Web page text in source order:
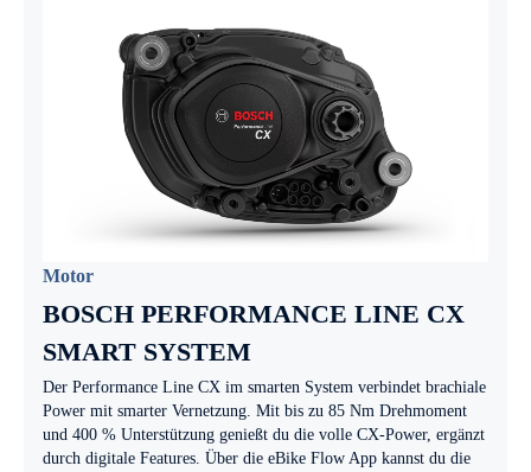
Motor
BOSCH PERFORMANCE LINE CX
SMART SYSTEM
Der Performance Line CX im smarten System verbindet brachiale
Power mit smarter Vernetzung. Mit bis zu 85 Nm Drehmoment
und 400 % Unterstützung genießt du die volle CX-Power, ergänzt
durch digitale Features. Über die eBike Flow App kannst du die